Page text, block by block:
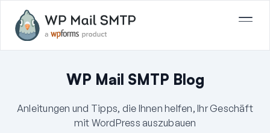
WP Mail SMTP Blog
Anleitungen und Tipps, die Ihnen helfen, Ihr Geschäft
mit WordPress auszubauen